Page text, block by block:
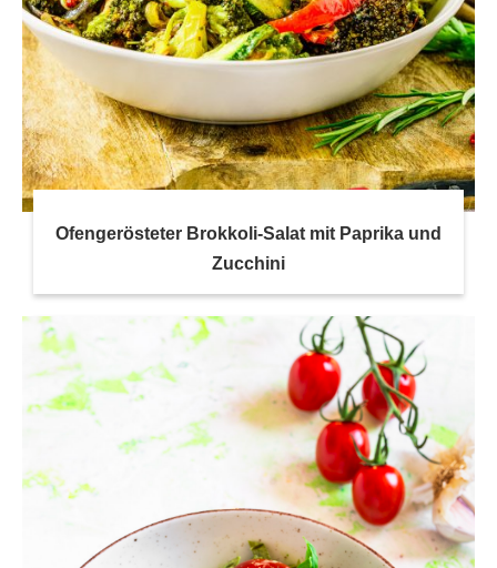
Ofengerösteter Brokkoli-Salat mit Paprika und
Zucchini